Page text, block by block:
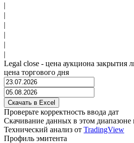
|
|
|
|
|
|
Legal close - цена аукциона закрытия
цена торгового дня
Проверьте корректность ввода дат
Скачивание данных в этом диапазоне
Технический анализ от TradingView
Профиль эмитента